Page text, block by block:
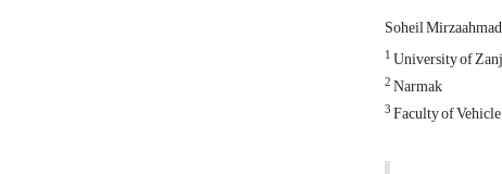
Soheil
1University of
2Narmak
3Faculty of